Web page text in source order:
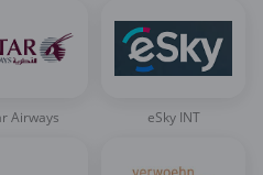
Airways eSky INT